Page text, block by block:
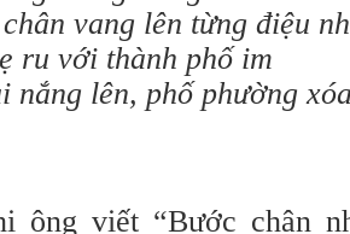
vang lên từng điệu
ru với thành phố im
nắng lên, phố phường
ông viết “Bước chân